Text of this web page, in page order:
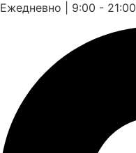
Ежедневно | 9:00 - 21:00